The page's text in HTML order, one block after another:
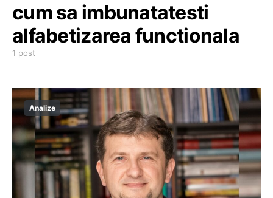
cum sa imbunatatesti
alfabetizarea functionala
1 post
Analize